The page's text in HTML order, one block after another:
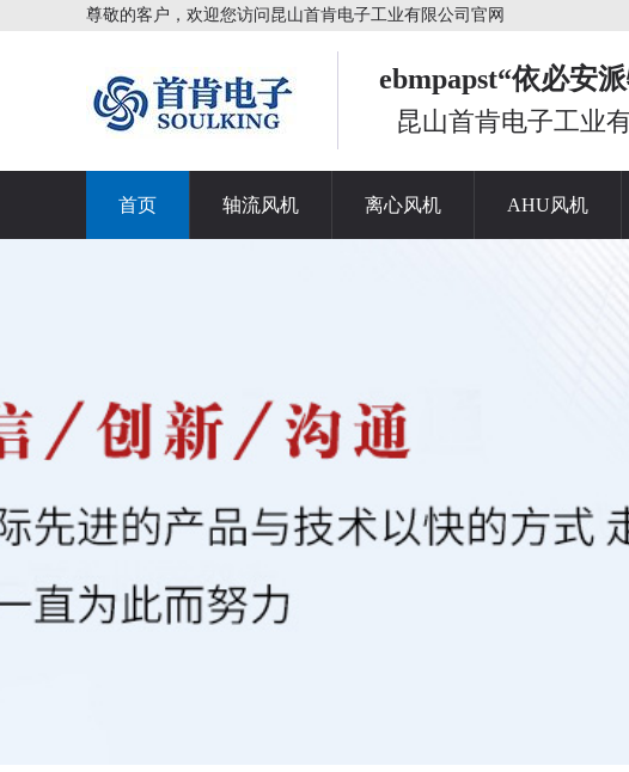
尊敬的客户，欢迎您访问昆山首肯电子工业有限公司官网
ebmpapst“依必安
昆山首肯电子工业
首页 轴流风机 离心风机 AHU风机